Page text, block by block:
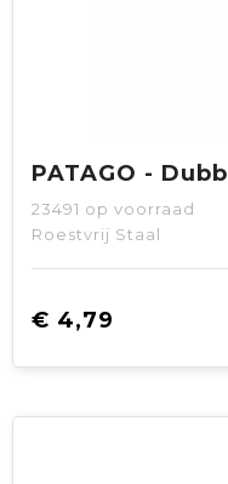
23491 op voorraad
Roestvrij Staal
€ 4,79